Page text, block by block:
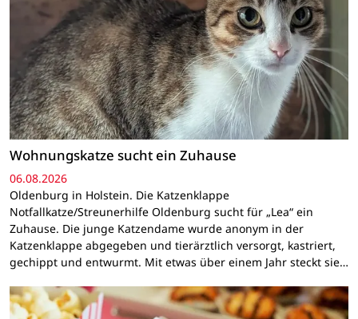
Wohnungskatze sucht ein Zuhause
06.08.2026
Oldenburg in Holstein. Die Katzenklappe
Notfallkatze/Streunerhilfe Oldenburg sucht für „Lea“ ein
Zuhause. Die junge Katzendame wurde anonym in der
Katzenklappe abgegeben und tierärztlich versorgt, kastriert,
gechippt und entwurmt. Mit etwas über einem Jahr steckt sie…